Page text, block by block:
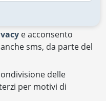
e acconsento
sms, da parte del
delle
per motivi di